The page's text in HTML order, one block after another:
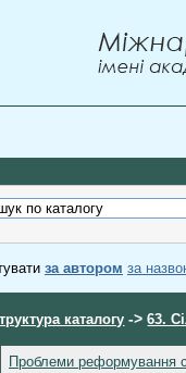
за автором за
каталогу ->63.
Проблеми реформування